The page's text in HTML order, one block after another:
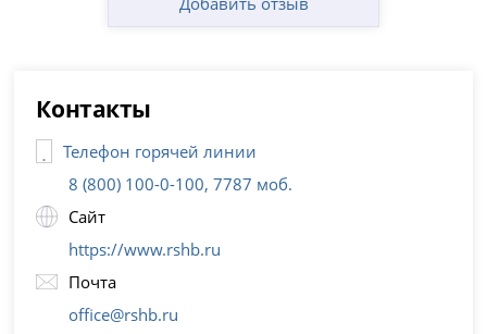
Контакты
Телефон горячей линии
8 (800) 100-0-100, 7787 моб.
Сайт
https://www.rshb.ru
Почта
office@rshb.ru